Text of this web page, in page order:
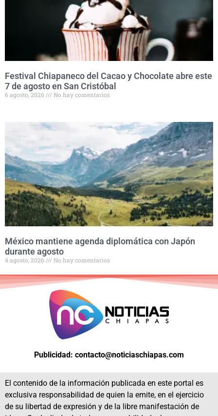
Festival Chiapaneco del Cacao y Chocolate abre este
7 de agosto en San Cristóbal
6 agosto, 2026 No hay comentarios
México mantiene agenda diplomática con Japón
durante agosto
4 agosto, 2026 No hay comentarios
Publicidad: contacto@noticiaschiapas.com
El contenido de la información publicada en este portal es
exclusiva responsabilidad de quien la emite, en el ejercicio
de su libertad de expresión y de la libre manifestación de